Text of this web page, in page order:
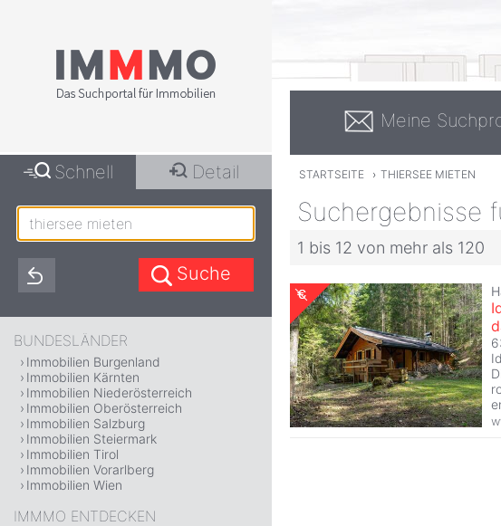
Meine
STARTSEITE › THIERSEE MIETEN
Suchergebnisse
1 bis 12 von mehr als 120
Schnell Detail
BUNDESLÄNDER
Immobilien Burgenland
Immobilien Kärnten
Immobilien Niederösterreich
Immobilien Oberösterreich
Immobilien Salzburg
Immobilien Steiermark
Immobilien Tirol
Immobilien Vorarlberg
Immobilien Wien
IMMMO ENTDECKEN